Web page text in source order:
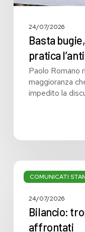
24/07/2026
Basta
pratica
Paolo Romano
maggioranza
impedito la
COMUNICATI
Bilancio:
troppi
grandi24/07/2026
Bilancio:
affrontati